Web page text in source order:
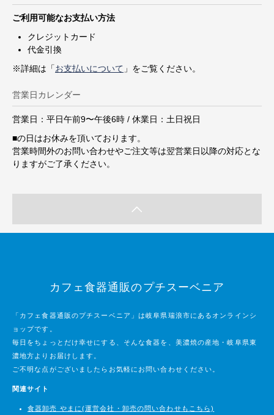
ご利用可能なお支払い方法
クレジットカード
代金引換
※詳細は「お支払いについて 」をご覧ください。
営業日カレンダー
営業日：平日午前9〜午後6時 / 休業日：土日祝日
■の日はお休みを頂いております。
営業時間外のお問い合わせやご注文等は翌営業日以降の対応とな
りますがご了承ください。
カフェ食器通販のプチスーベニア
「カフェ食器通販のプチスーベニア」は岐阜県瑞浪市にあるオンラインシ
ョップです。
毎日をちょっとだけ幸せにする、そんな食器を、美濃焼の産地・岐阜県東
濃地方よりお届けします。
ご不明な点がございましたらお気軽にお問い合わせください。
関連サイト
食器卸売 やまに(運営会社・卸売の問い合わせもこちら)